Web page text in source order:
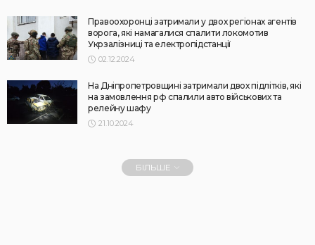
Правоохоронці затримали у двох регіонах агентів
ворога, які намагалися спалити локомотив
Укрзалізниці та електропідстанції
02.12.2024
На Дніпропетровщині затримали двох підлітків, які
на замовлення рф спалили авто військових та
релейну шафу
21.10.2024
БІЛЬШЕ